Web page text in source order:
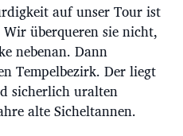
auf unser Tour ist
überqueren sie nicht,
nebenan. Dann
Tempelbezirk. Der liegt
sicherlich uralten
alte Sicheltannen.